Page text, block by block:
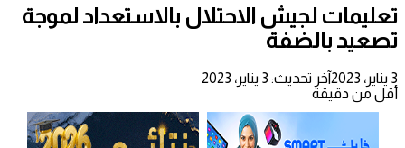
تعليمات لجيش الاحتلال بالاستعداد لموجة
تصعيد بالضفة
3 يناير، 2023
آخر تحديث: 3 يناير، 2023
أقل من دقيقة